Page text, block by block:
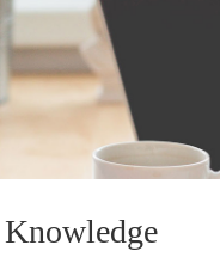
Knowledge